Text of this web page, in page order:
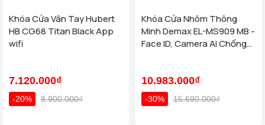
Khóa Cửa Vân Tay Hubert
HB CG68 Titan Black App
wifi
7.120.000₫
-20% 8.900.000₫
Khóa Cửa Nhôm Thông
Minh Demax EL-MS909 MB -
Face ID, Camera AI Chống
10.983.000₫
-30% 15.690.000₫